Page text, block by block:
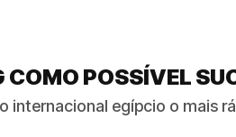
POSSÍVEL
internacional egípcio o mais